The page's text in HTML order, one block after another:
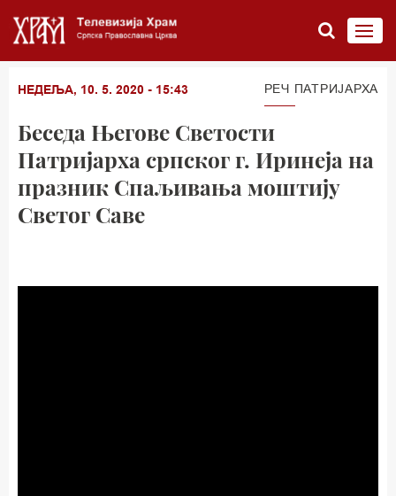
НЕДЕЉА, 10. 5. 2020 - 15:43 РЕЧ ПАТРИЈАРХА
Беседа Његове Светости
Патријарха српског г. Иринеја на
празник Спаљивања моштију
Светог Саве